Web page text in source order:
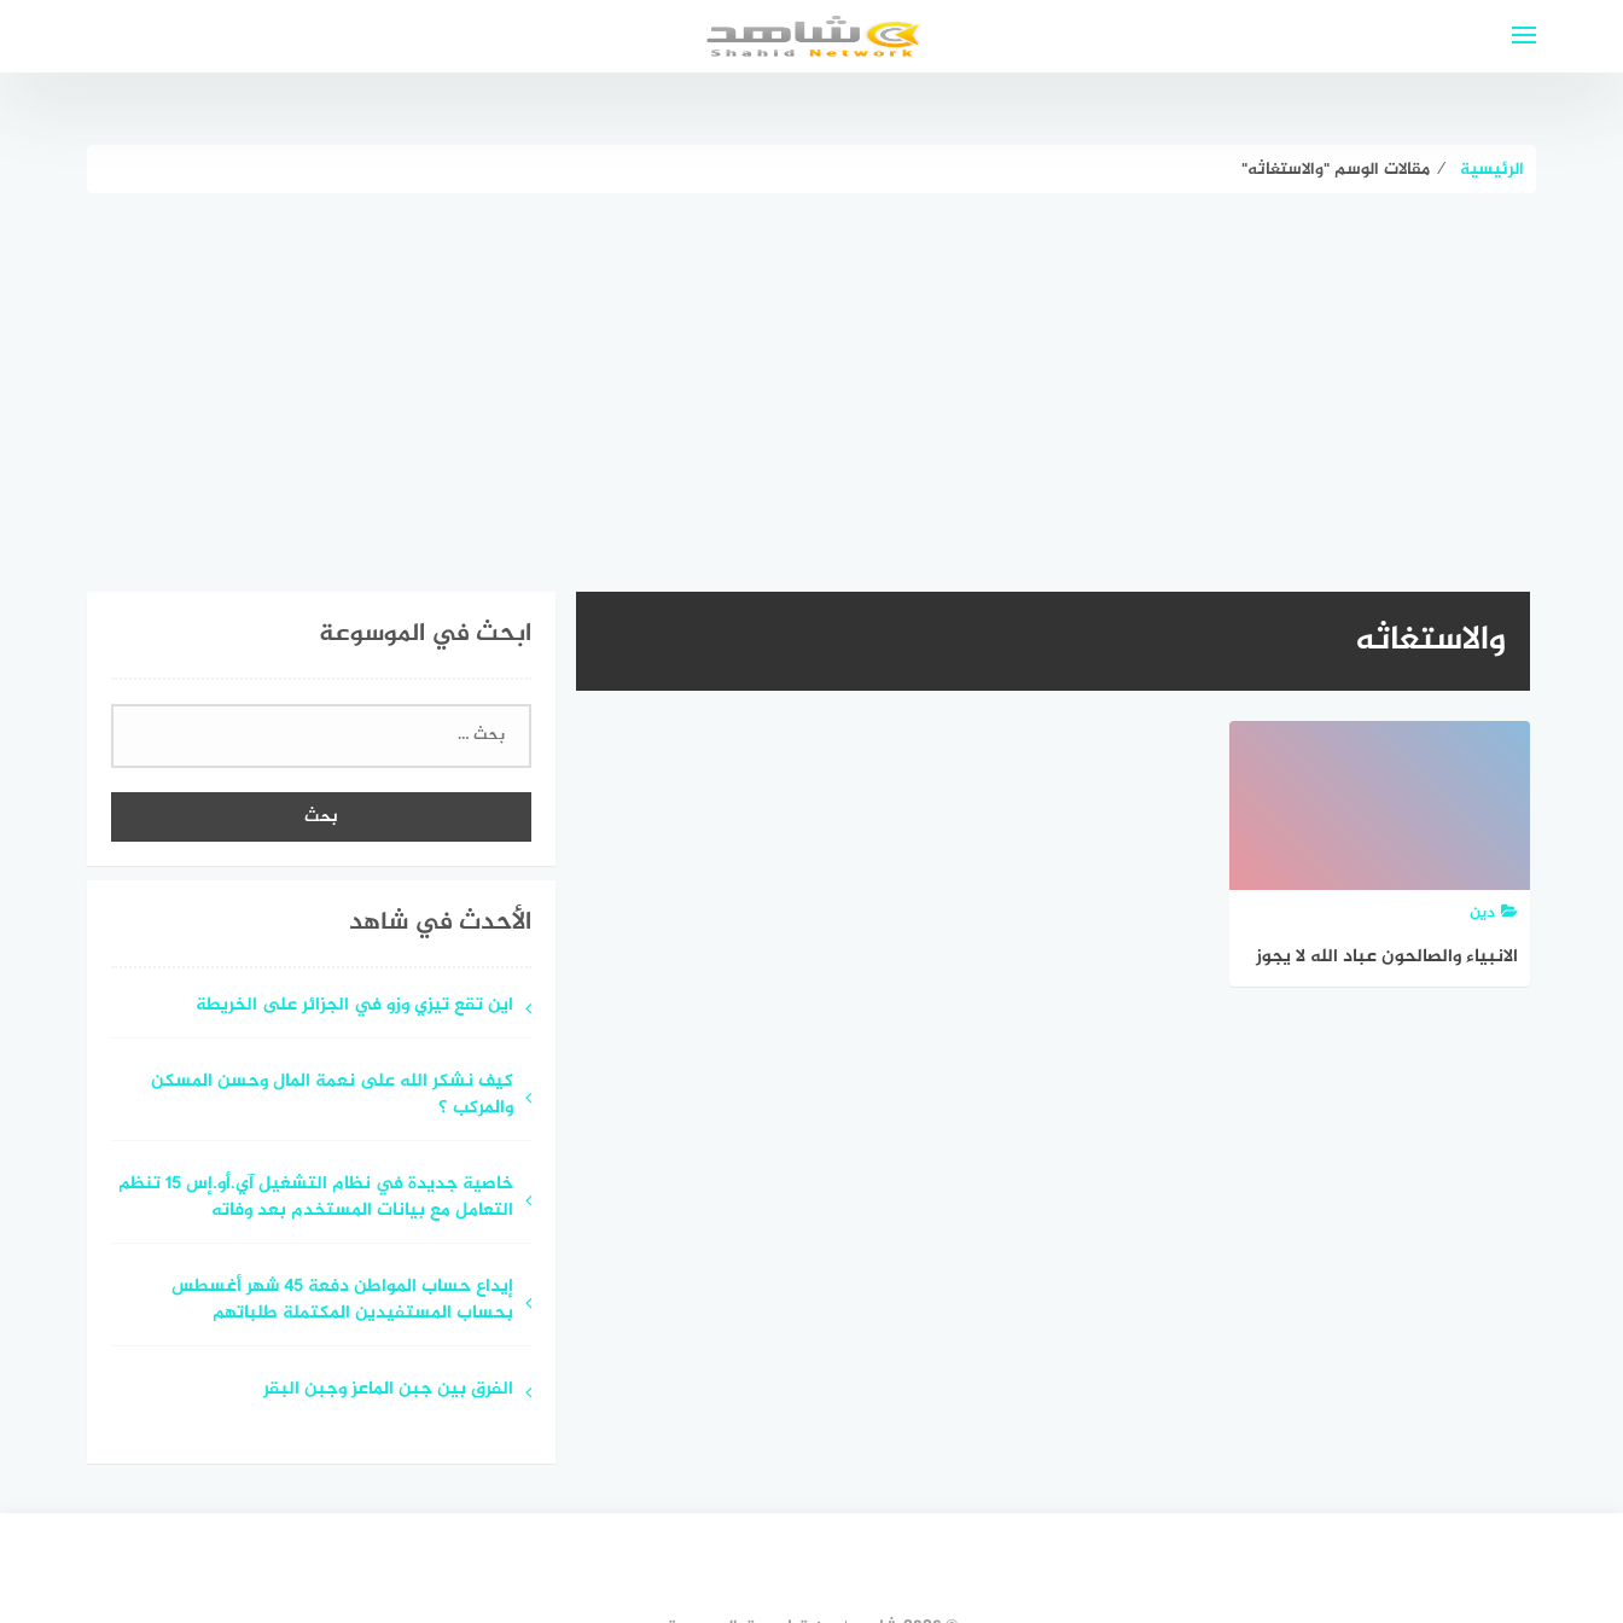
الرئيسية ⁄ مقالات الوسم "والاستغاثه"
والاستغاثه
دين
الانبياء والصالحون عباد الله لا يجوز
ابحث في الموسوعة
البحث
الأحدث في شاهد
اين تقع تيزي وزو في الجزائر على الخريطة
كيف نشكر الله على نعمة المال وحسن المسكن
والمركب ؟
خاصية جديدة في نظام التشغيل آي.أو.إس 15 تنظم
التعامل مع بيانات المستخدم بعد وفاته
إيداع حساب المواطن دفعة 45 شهر أغسطس
بحساب المستفيدين المكتملة طلباتهم
الفرق بين جبن الماعز وجبن البقر